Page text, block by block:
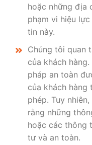
hoặc những địa
phạm vi hiệu
tin này.
Chúng tôi quan
của khách
pháp an toàn
của khách
phép. Tuy
rằng những
hoặc các thông
tư và an toàn.